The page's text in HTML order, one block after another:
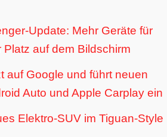
Update: Mehr Geräte für
Platz auf dem Bildschirm
auf Google und führt neuen
Auto und Apple Carplay ein
Elektro-SUV im Tiguan-Style